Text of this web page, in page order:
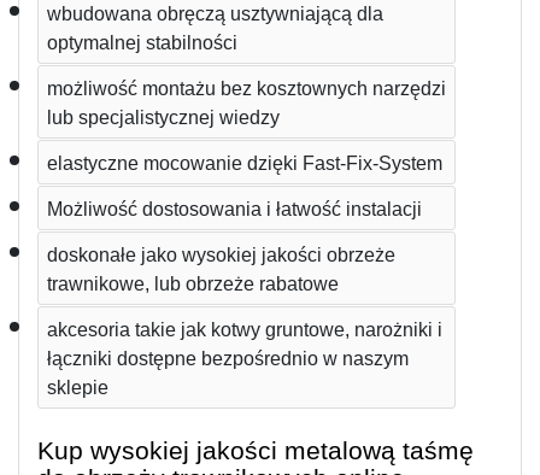
wbudowana obręczą usztywniającą dla
optymalnej stabilności
możliwość montażu bez kosztownych narzędzi
lub specjalistycznej wiedzy
elastyczne mocowanie dzięki Fast-Fix-System
Możliwość dostosowania i łatwość instalacji
doskonałe jako wysokiej jakości obrzeże
trawnikowe, lub obrzeże rabatowe
akcesoria takie jak kotwy gruntowe, narożniki i
łączniki dostępne bezpośrednio w naszym
sklepie
Kup wysokiej jakości metalową taśmę